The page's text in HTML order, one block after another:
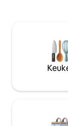
jonger dan 12
slaapmezzanines. Mogelijk kunnen
boekingen
vragen.